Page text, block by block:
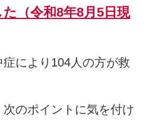
（令和8年8月5日現
により104人の方が救
のポイントに気を付け